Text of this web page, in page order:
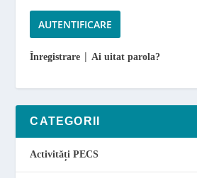
Înregistrare |Ai uitat parola?
CATEGORII
Activități PECS